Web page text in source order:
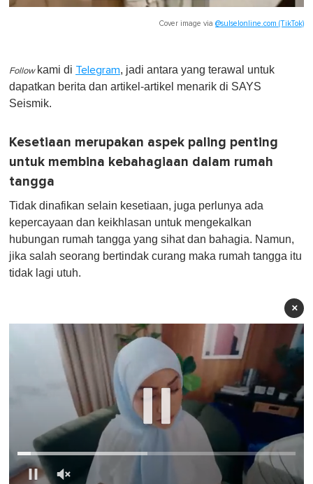
Cover image via @sulselonline.com (TikTok)
Follow kami di Telegram, jadi antara yang terawal untuk
dapatkan berita dan artikel-artikel menarik di SAYS
Seismik.
Kesetiaan merupakan aspek paling penting
untuk membina kebahagiaan dalam rumah
tangga
Tidak dinafikan selain kesetiaan, juga perlunya ada
kepercayaan dan keikhlasan untuk mengekalkan
hubungan rumah tangga yang sihat dan bahagia. Namun,
jika salah seorang bertindak curang maka rumah tangga itu
tidak lagi utuh.
×